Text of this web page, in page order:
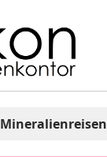
Mineralienreisen